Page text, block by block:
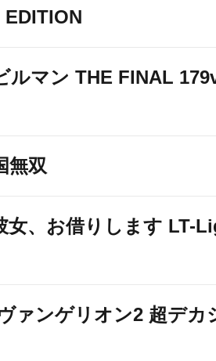
ルマン THE FINAL
無双
女、お借りします LT-
ァンゲリオン2 超デカ